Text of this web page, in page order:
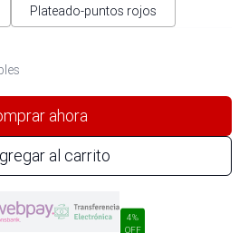
Plateado-puntos rojos
ahora
al carrito
4%
OFF